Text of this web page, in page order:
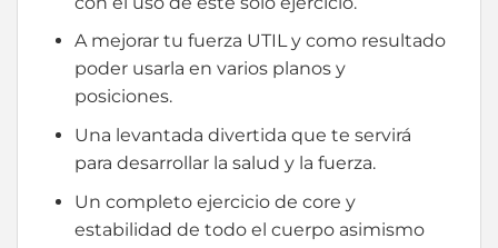
A mejorar tu fuerza UTIL y como resultado
poder usarla en varios planos y
posiciones.
Una levantada divertida que te servirá
para desarrollar la salud y la fuerza.
Un completo ejercicio de core y
estabilidad de todo el cuerpo asimismo